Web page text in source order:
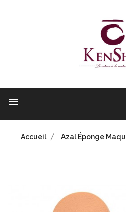

Accueil Azal Éponge